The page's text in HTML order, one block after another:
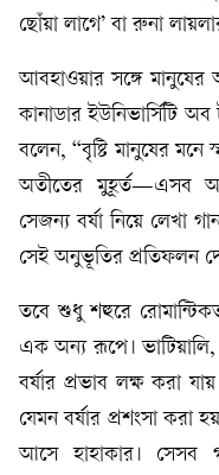
ছোঁয়া লাগে’ বা রুনা
আবহাওয়ার সঙ্গে মানুষের
কানাডার ইউনিভার্সিটি
বলেন, “বৃষ্টি মানুষের মনে
অতীতের মুহূর্ত—এসব
সেজন্য বর্ষা নিয়ে লেখা
সেই অনুভূতির প্রতিফলন
তবে শুধু শহুরে
এক অন্য রূপে। ভাটিয়ালি,
বর্ষার প্রভাব লক্ষ করা
যেমন বর্ষার প্রশংসা করা
আসে হাহাকার।